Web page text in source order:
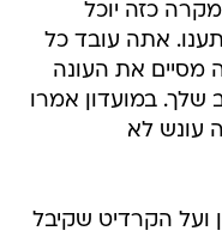
כזה יוכל
אתה עובד כל
את העונה
במועדון אמרו
עונש לא
הקרדיט שקיבל